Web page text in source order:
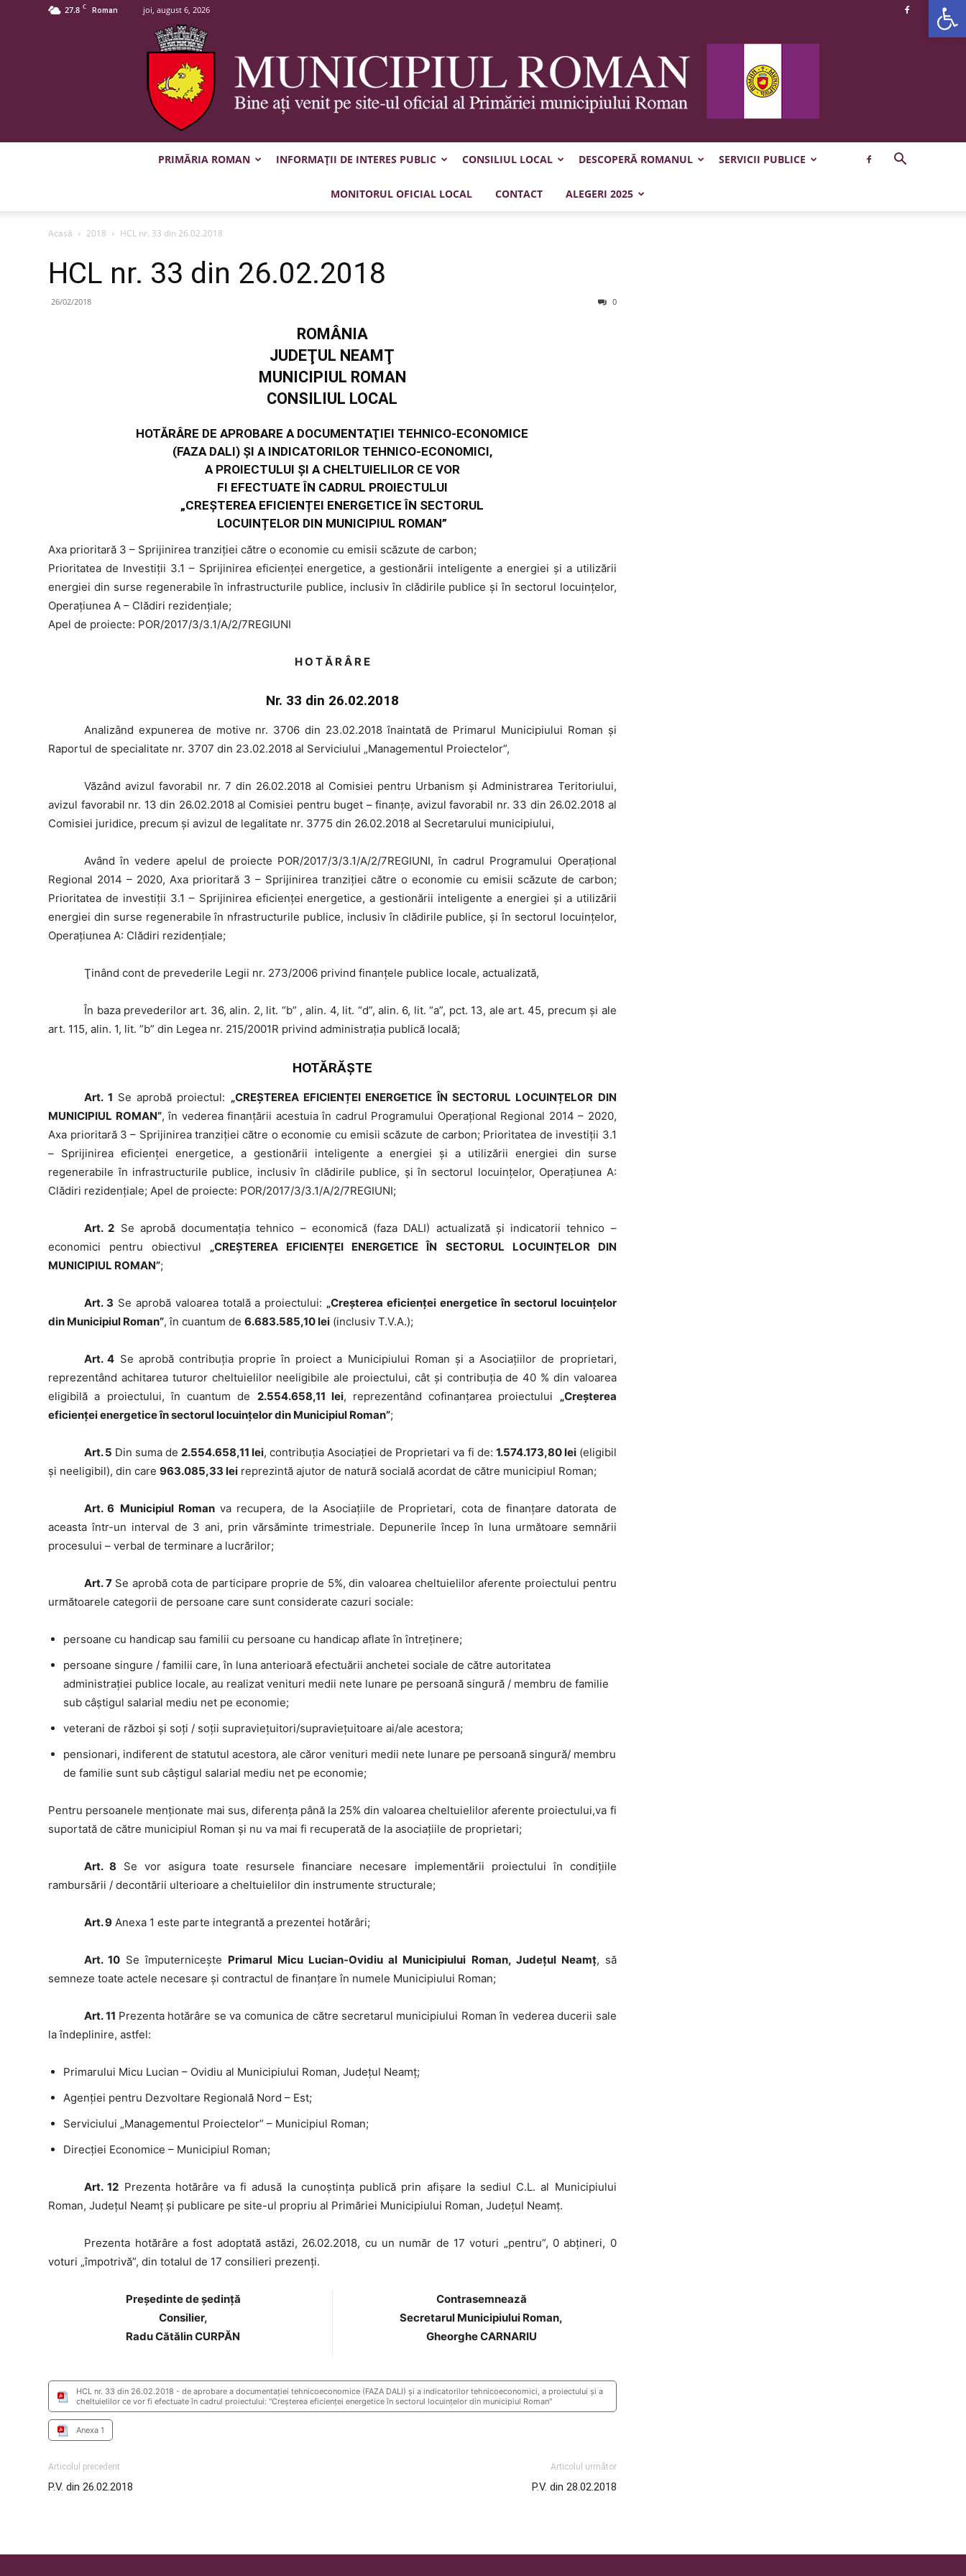
27.8 C Roman joi, august 6, 2026
Municipiul
PRIMĂRIA ROMAN INFORMAȚII DE INTERES PUBLIC CONSILIUL LOCAL DESCOPERĂ ROMANUL SERVICII PUBLICE
MONITORUL OFICIAL LOCAL CONTACT ALEGERI 2025
Acasă 2018 HCL nr. 33 din 26.02.2018
HCL nr. 33 din 26.02.2018
26/02/2018 0
ROMÂNIA
JUDEŢUL NEAMŢ
MUNICIPIUL ROMAN
CONSILIUL LOCAL
HOTĂRÂRE DE APROBARE A DOCUMENTAŢIEI TEHNICO-ECONOMICE
(FAZA DALI) ŞI A INDICATORILOR TEHNICO-ECONOMICI,
A PROIECTULUI ŞI A CHELTUIELILOR CE VOR
FI EFECTUATE ÎN CADRUL PROIECTULUI
„CREȘTEREA EFICIENȚEI ENERGETICE ÎN SECTORUL
LOCUINȚELOR DIN MUNICIPIUL ROMAN”
Axa prioritară 3 – Sprijinirea tranziţiei către o economie cu emisii scăzute de carbon;
Prioritatea de Investiţii 3.1 – Sprijinirea eficienţei energetice, a gestionării inteligente a energiei şi a utilizării
energiei din surse regenerabile în infrastructurile publice, inclusiv în clădirile publice şi în sectorul locuinţelor,
Operaţiunea A – Clădiri rezidenţiale;
Apel de proiecte: POR/2017/3/3.1/A/2/7REGIUNI
H O T Ă R Â R E
Nr. 33 din 26.02.2018
Analizând expunerea de motive nr. 3706 din 23.02.2018 înaintată de Primarul Municipiului Roman şi
Raportul de specialitate nr. 3707 din 23.02.2018 al Serviciului „Managementul Proiectelor”,
Văzând avizul favorabil nr. 7 din 26.02.2018 al Comisiei pentru Urbanism şi Administrarea Teritoriului,
avizul favorabil nr. 13 din 26.02.2018 al Comisiei pentru buget – finanţe, avizul favorabil nr. 33 din 26.02.2018 al
Comisiei juridice, precum şi avizul de legalitate nr. 3775 din 26.02.2018 al Secretarului municipiului,
Având în vedere apelul de proiecte POR/2017/3/3.1/A/2/7REGIUNI, în cadrul Programului Operaţional
Regional 2014 – 2020, Axa prioritară 3 – Sprijinirea tranziţiei către o economie cu emisii scăzute de carbon;
Prioritatea de investiţii 3.1 – Sprijinirea eficienţei energetice, a gestionării inteligente a energiei şi a utilizării
energiei din surse regenerabile în nfrastructurile publice, inclusiv în clădirile publice, şi în sectorul locuinţelor,
Operaţiunea A: Clădiri rezidenţiale;
Ţinând cont de prevederile Legii nr. 273/2006 privind finanţele publice locale, actualizată,
În baza prevederilor art. 36, alin. 2, lit. “b” , alin. 4, lit. “d”, alin. 6, lit. “a”, pct. 13, ale art. 45, precum şi ale
art. 115, alin. 1, lit. ”b” din Legea nr. 215/2001R privind administraţia publică locală;
HOTĂRĂŞTE
Art. 1 Se aprobă proiectul: „CREȘTEREA EFICIENȚEI ENERGETICE ÎN SECTORUL LOCUINȚELOR DIN
MUNICIPIUL ROMAN”, în vederea finanţării acestuia în cadrul Programului Operaţional Regional 2014 – 2020,
Axa prioritară 3 – Sprijinirea tranziţiei către o economie cu emisii scăzute de carbon; Prioritatea de investiţii 3.1
– Sprijinirea eficienţei energetice, a gestionării inteligente a energiei şi a utilizării energiei din surse
regenerabile în infrastructurile publice, inclusiv în clădirile publice, şi în sectorul locuinţelor, Operaţiunea A:
Clădiri rezidenţiale; Apel de proiecte: POR/2017/3/3.1/A/2/7REGIUNI;
Art. 2 Se aprobă documentaţia tehnico – economică (faza DALI) actualizată şi indicatorii tehnico –
economici pentru obiectivul „CREȘTEREA EFICIENȚEI ENERGETICE ÎN SECTORUL LOCUINȚELOR DIN
MUNICIPIUL ROMAN”;
Art. 3 Se aprobă valoarea totală a proiectului: „Creșterea eficienței energetice în sectorul locuințelor
din Municipiul Roman”, în cuantum de6.683.585,10 lei (inclusiv T.V.A.);
Art. 4 Se aprobă contribuţia proprie în proiect a Municipiului Roman şi a Asociaţiilor de proprietari,
reprezentând achitarea tuturor cheltuielilor neeligibile ale proiectului, cât şi contribuţia de 40 % din valoarea
eligibilă a proiectului, în cuantum de 2.554.658,11 lei, reprezentând cofinanţarea proiectului „Creșterea
eficienței energetice în sectorul locuințelor din Municipiul Roman”;
Art. 5 Din suma de2.554.658,11 lei, contribuţia Asociaţiei de Proprietari va fi de: 1.574.173,80 lei(eligibil
și neeligibil), din care963.085,33 lei reprezintă ajutor de natură socială acordat de către municipiul Roman;
Art. 6 Municipiul Romanva recupera, de la Asociaţiile de Proprietari, cota de finanţare datorata de
aceasta într-un interval de 3 ani, prin vărsăminte trimestriale. Depunerile încep în luna următoare semnării
procesului – verbal de terminare a lucrărilor;
Art. 7Se aprobă cota de participare proprie de 5%, din valoarea cheltuielilor aferente proiectului pentru
următoarele categorii de persoane care sunt considerate cazuri sociale:
persoane cu handicap sau familii cu persoane cu handicap aflate în întreţinere;
persoane singure / familii care, în luna anterioară efectuării anchetei sociale de către autoritatea
administraţiei publice locale, au realizat venituri medii nete lunare pe persoană singură / membru de familie
sub câştigul salarial mediu net pe economie;
veterani de război şi soţi / soţii supravieţuitori/supravieţuitoare ai/ale acestora;
pensionari, indiferent de statutul acestora, ale căror venituri medii nete lunare pe persoană singură/ membru
de familie sunt sub câştigul salarial mediu net pe economie;
Pentru persoanele menţionate mai sus, diferenţa până la 25% din valoarea cheltuielilor aferente proiectului,va fi
suportată de către municipiul Roman şi nu va mai fi recuperată de la asociaţiile de proprietari;
Art. 8 Se vor asigura toate resursele financiare necesare implementării proiectului în condiţiile
rambursării / decontării ulterioare a cheltuielilor din instrumente structurale;
Art. 9 Anexa 1 este parte integrantă a prezentei hotărâri;
Art. 10 Se împuterniceşte Primarul Micu Lucian-Ovidiu al Municipiului Roman, Judeţul Neamţ, să
semneze toate actele necesare şi contractul de finanţare în numele Municipiului Roman;
Art. 11 Prezenta hotărâre se va comunica de către secretarul municipiului Roman în vederea ducerii sale
la îndeplinire, astfel:
Primarului Micu Lucian – Ovidiu al Municipiului Roman, Judeţul Neamţ;
Agenţiei pentru Dezvoltare Regională Nord – Est;
Serviciului „Managementul Proiectelor” – Municipiul Roman;
Direcţiei Economice – Municipiul Roman;
Art. 12 Prezenta hotărâre va fi adusă la cunoştinţa publică prin afişare la sediul C.L. al Municipiului
Roman, Judeţul Neamţ şi publicare pe site-ul propriu al Primăriei Municipiului Roman, Judeţul Neamţ.
Prezenta hotărâre a fost adoptată astăzi, 26.02.2018, cu un număr de 17 voturi „pentru”, 0 abţineri, 0
voturi „împotrivă”, din totalul de 17 consilieri prezenţi.
Preşedinte de şedinţă
Consilier,
Radu Cătălin CURPĂN
Contrasemnează
Secretarul Municipiului Roman,
Gheorghe CARNARIU
HCL nr. 33 din 26.02.2018 - de aprobare a documentației tehnicoeconomice (FAZA DALI) și a indicatorilor tehnicoeconomici, a proiectului și a
cheltuielilor ce vor fi efectuate în cadrul proiectului: "Creșterea eficienței energetice în sectorul locuințelor din municipiul Roman"
Anexa 1
Articolul precedent
P.V. din 26.02.2018
Articolul următor
P.V. din 28.02.2018